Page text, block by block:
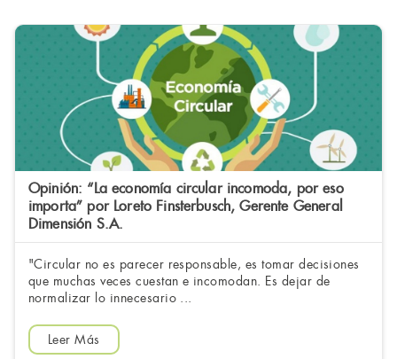
Opinión: “La economía circular incomoda, por eso
importa” por Loreto Finsterbusch, Gerente General
Dimensión S.A.
"Circular no es parecer responsable, es tomar decisiones
que muchas veces cuestan e incomodan. Es dejar de
normalizar lo innecesario ...
Leer Más